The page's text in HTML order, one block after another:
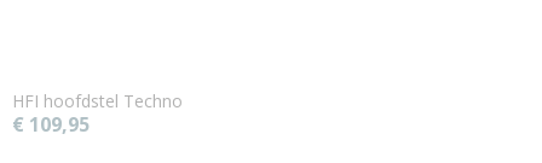
HFI hoofdstel Techno
€ 109,95